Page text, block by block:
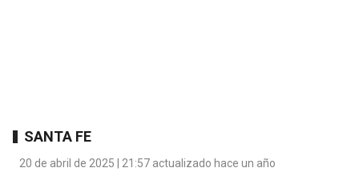
SANTA FE
20 de abril de 2025 | 21:57 actualizado hace un año